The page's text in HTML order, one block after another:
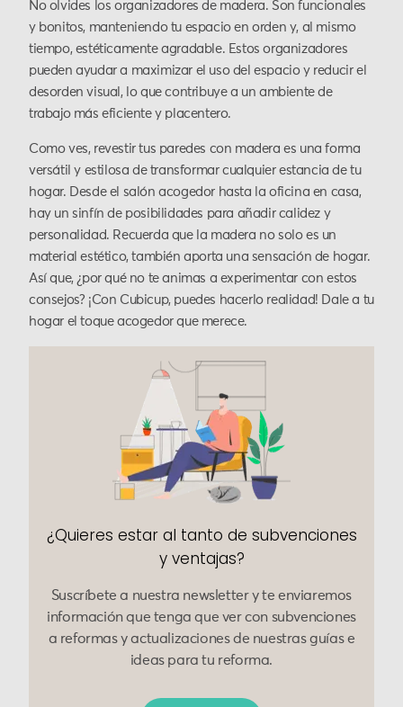
No olvides los organizadores de madera. Son funcionales
y bonitos, manteniendo tu espacio en orden y, al mismo
tiempo, estéticamente agradable. Estos organizadores
pueden ayudar a maximizar el uso del espacio y reducir el
desorden visual, lo que contribuye a un ambiente de
trabajo más eficiente y placentero.
Como ves, revestir tus paredes con madera es una forma
versátil y estilosa de transformar cualquier estancia de tu
hogar. Desde el salón acogedor hasta la oficina en casa,
hay un sinfín de posibilidades para añadir calidez y
personalidad. Recuerda que la madera no solo es un
material estético, también aporta una sensación de hogar.
Así que, ¿por qué no te animas a experimentar con estos
consejos? ¡Con Cubicup, puedes hacerlo realidad! Dale a tu
hogar el toque acogedor que merece.
¿Quieres estar al tanto de subvenciones
y ventajas?
Suscríbete a nuestra newsletter y te enviaremos
información que tenga que ver con subvenciones
a reformas y actualizaciones de nuestras guías e
ideas para tu reforma.